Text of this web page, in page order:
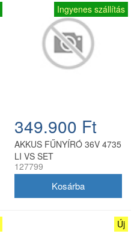
Ingyenes szállítás
349.900 Ft
AKKUS FŰNYÍRÓ 36V 4735
LI VS SET
127799
Új